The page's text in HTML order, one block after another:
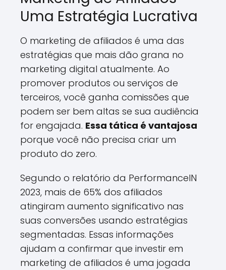
Uma Estratégia Lucrativa
O marketing de afiliados é uma das
estratégias que mais dão grana no
marketing digital atualmente. Ao
promover produtos ou serviços de
terceiros, você ganha comissões que
podem ser bem altas se sua audiência
for engajada. Essa tática é vantajosa
porque você não precisa criar um
produto do zero.
Segundo o relatório da PerformanceIN
2023, mais de 65% dos afiliados
atingiram aumento significativo nas
suas conversões usando estratégias
segmentadas. Essas informações
ajudam a confirmar que investir em
marketing de afiliados é uma jogada